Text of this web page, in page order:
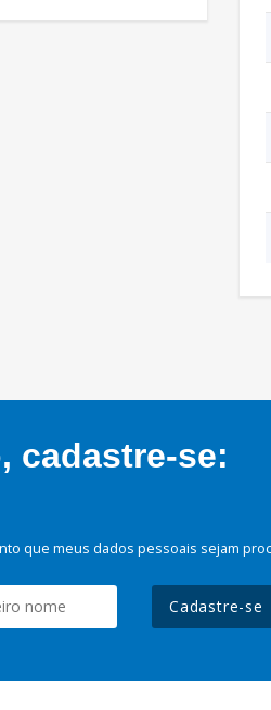
cadastre-se:
que meus dados pessoais sejam
Cadastre-se